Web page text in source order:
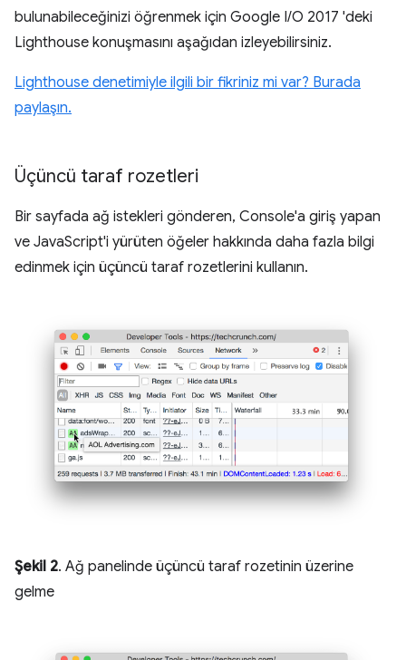
bulunabileceğinizi öğrenmek için Google I/O 2017 'deki
Lighthouse konuşmasını aşağıdan izleyebilirsiniz.
Lighthouse denetimiyle ilgili bir fikriniz mi var? Burada
paylaşın.
Üçüncü taraf rozetleri
Bir sayfada ağ istekleri gönderen, Console'a giriş yapan
ve JavaScript'i yürüten öğeler hakkında daha fazla bilgi
edinmek için üçüncü taraf rozetlerini kullanın.
Şekil 2. Ağ panelinde üçüncü taraf rozetinin üzerine
gelme